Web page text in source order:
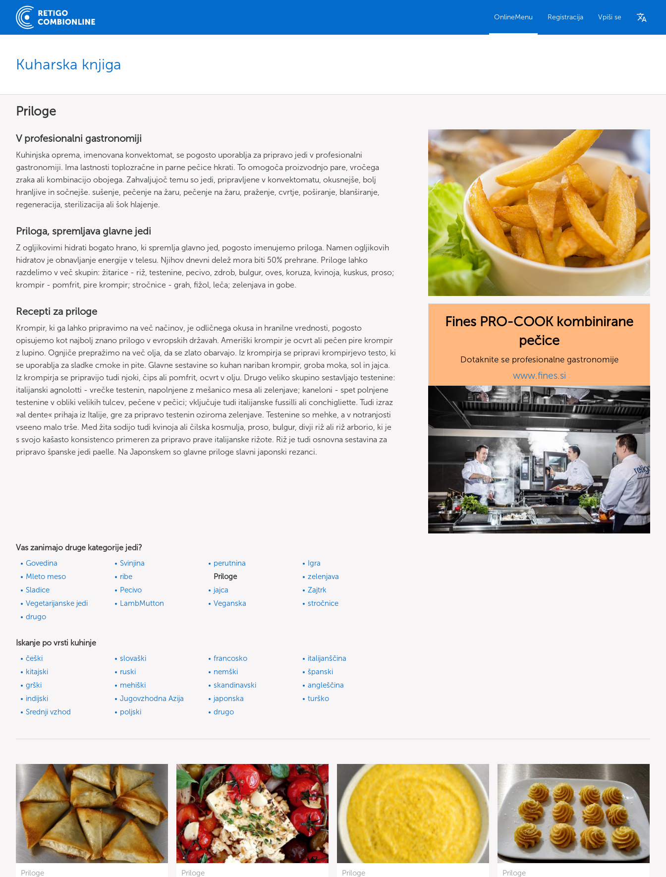
OnlineMenu Registracija Vpiši se
Kuharska knjiga
Priloge
V profesionalni gastronomiji
Kuhinjska oprema, imenovana konvektomat, se pogosto uporablja za pripravo jedi v profesionalni
gastronomiji. Ima lastnosti toplozračne in parne pečice hkrati. To omogoča proizvodnjo pare, vročega
zraka ali kombinacijo obojega. Zahvaljujoč temu so jedi, pripravljene v konvektomatu, okusnejše, bolj
hranljive in sočnejše. sušenje, pečenje na žaru, pečenje na žaru, praženje, cvrtje, poširanje, blanširanje,
regeneracija, sterilizacija ali šok hlajenje.
Priloga, spremljava glavne jedi
Z ogljikovimi hidrati bogato hrano, ki spremlja glavno jed, pogosto imenujemo priloga. Namen ogljikovih
hidratov je obnavljanje energije v telesu. Njihov dnevni delež mora biti 50% prehrane. Priloge lahko
razdelimo v več skupin: žitarice - riž, testenine, pecivo, zdrob, bulgur, oves, koruza, kvinoja, kuskus, proso;
krompir - pomfrit, pire krompir; stročnice - grah, fižol, leča; zelenjava in gobe.
Recepti za priloge
Krompir, ki ga lahko pripravimo na več načinov, je odličnega okusa in hranilne vrednosti, pogosto
opisujemo kot najbolj znano prilogo v evropskih državah. Ameriški krompir je ocvrt ali pečen pire krompir
z lupino. Ognjiče prepražimo na več olja, da se zlato obarvajo. Iz krompirja se pripravi krompirjevo testo, ki
se uporablja za sladke cmoke in pite. Glavne sestavine so kuhan nariban krompir, groba moka, sol in jajca.
Iz krompirja se pripravijo tudi njoki, čips ali pomfrit, ocvrt v olju. Drugo veliko skupino sestavljajo testenine:
italijanski agnolotti - vrečke testenin, napolnjene z mešanico mesa ali zelenjave; kaneloni - spet polnjene
testenine v obliki velikih tulcev, pečene v pečici; vključuje tudi italijanske fussilli ali conchigliette. Tudi izraz
»al dente« prihaja iz Italije, gre za pripravo testenin oziroma zelenjave. Testenine so mehke, a v notranjosti
vseeno malo trše. Med žita sodijo tudi kvinoja ali čilska kosmulja, proso, bulgur, divji riž ali riž arborio, ki je
s svojo kašasto konsistenco primeren za pripravo prave italijanske rižote. Riž je tudi osnovna sestavina za
pripravo španske jedi paelle. Na Japonskem so glavne priloge slavni japonski rezanci.
Fines PRO-COOK kombinirane
pečice
Dotaknite se profesionalne gastronomije
www.fines.si
Vas zanimajo druge kategorije jedi?
Govedina Svinjina perutnina
Igra
Mleto meso
ribe Priloge
zelenjava
Sladice
Pecivo jajca
Zajtrk
Vegetarijanske jedi
LambMutton Veganska
stročnice
drugo
Iskanje po vrsti kuhinje
češki slovaški francosko
italijanščina
kitajski
ruski nemški
španski
grški
mehiški skandinavski
angleščina
indijski
Jugovzhodna Azija japonska
turško
Srednji vzhod
poljski drugo
Priloge Priloge Priloge Priloge